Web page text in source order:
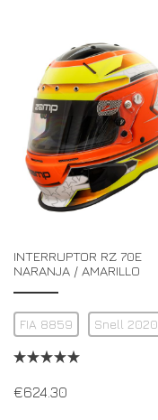
INTERRUPTOR RZ 70E
NARANJA / AMARILLO
FIA 8859 Snell 2020
€624.30